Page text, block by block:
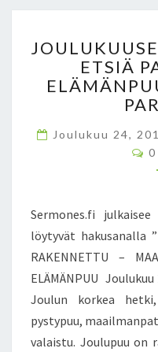
ETSIÄ
Joulukuu 24,
C
O
T
S
Sermones.fi
löytyvät hakusanalla
RAKENNETTU –
ELÄMÄNPUU
Joulun korkea
pystypuu,
valaistu. Joulupuu on